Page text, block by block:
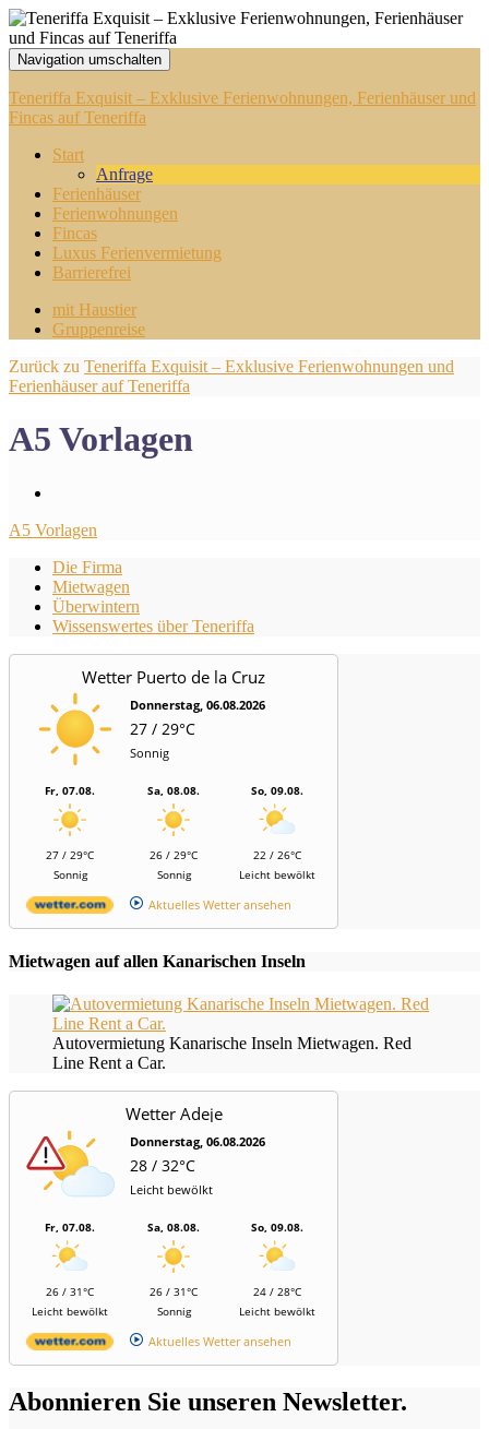
Navigation umschalten
Teneriffa Exquisit – Exklusive Ferienwohnungen, Ferienhäuser und
Fincas auf Teneriffa
Start
Anfrage
Ferienhäuser
Ferienwohnungen
Fincas
Luxus Ferienvermietung
Barrierefrei
mit Haustier
Gruppenreise
Zurück zu Teneriffa Exquisit – Exklusive Ferienwohnungen und
Ferienhäuser auf Teneriffa
A5 Vorlagen
A5 Vorlagen
Die Firma
Mietwagen
Überwintern
Wissenswertes über Teneriffa
Wetter Puerto de la Cruz
Donnerstag, 06.08.2026
27 / 29°C
Sonnig
Fr, 07.08.
27 / 29°C
Sonnig
Sa, 08.08.
26 / 29°C
Sonnig
So, 09.08.
22 / 26°C
Leicht bewölkt
Aktuelles Wetter ansehen
Mietwagen auf allen Kanarischen Inseln
Autovermietung Kanarische Inseln Mietwagen. Red
Line Rent a Car.
Wetter Adeje
Donnerstag, 06.08.2026
28 / 32°C
Leicht bewölkt
Fr, 07.08.
26 / 31°C
Leicht bewölkt
Sa, 08.08.
26 / 31°C
Sonnig
So, 09.08.
24 / 28°C
Leicht bewölkt
Aktuelles Wetter ansehen
Abonnieren Sie unseren Newsletter.